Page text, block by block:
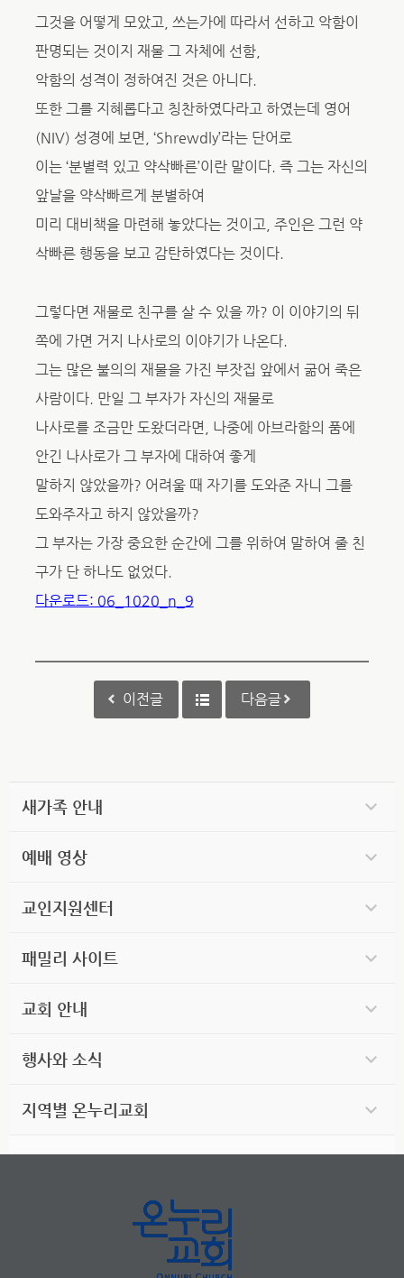
그것을 어떻게 모았고, 쓰는가에 따라서 선하고 악함이
판명되는 것이지 재물 그 자체에 선함,
악함의 성격이 정하여진 것은 아니다.
또한 그를 지혜롭다고 칭찬하였다라고 하였는데 영어
(NIV) 성경에 보면, ‘Shrewdly’라는 단어로
이는 ‘분별력 있고 약삭빠른’이란 말이다. 즉 그는 자신의
앞날을 약삭빠르게 분별하여
미리 대비책을 마련해 놓았다는 것이고, 주인은 그런 약
삭빠른 행동을 보고 감탄하였다는 것이다.
그렇다면 재물로 친구를 살 수 있을 까? 이 이야기의 뒤
쪽에 가면 거지 나사로의 이야기가 나온다.
그는 많은 불의의 재물을 가진 부잣집 앞에서 굶어 죽은
사람이다. 만일 그 부자가 자신의 재물로
나사로를 조금만 도왔더라면, 나중에 아브라함의 품에
안긴 나사로가 그 부자에 대하여 좋게
말하지 않았을까? 어려울 때 자기를 도와준 자니 그를
도와주자고 하지 않았을까?
그 부자는 가장 중요한 순간에 그를 위하여 말하여 줄 친
구가 단 하나도 없었다.
다운로드: 06_1020_n_9
이전글 다음글
새가족 안내
예배 영상
교인지원센터
패밀리 사이트
교회 안내
행사와 소식
지역별 온누리교회